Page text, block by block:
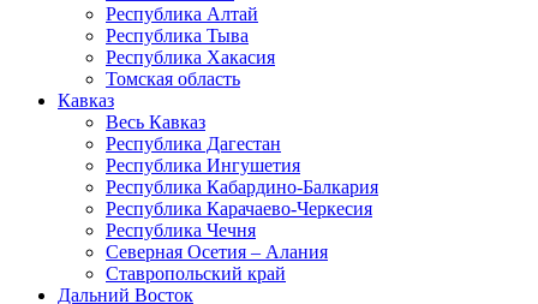
Республика Алтай
Республика Тыва
Республика Хакасия
Томская область
Кавказ
Весь Кавказ
Республика Дагестан
Республика Ингушетия
Республика Кабардино-Балкария
Республика Карачаево-Черкесия
Республика Чечня
Северная Осетия – Алания
Ставропольский край
Дальний Восток